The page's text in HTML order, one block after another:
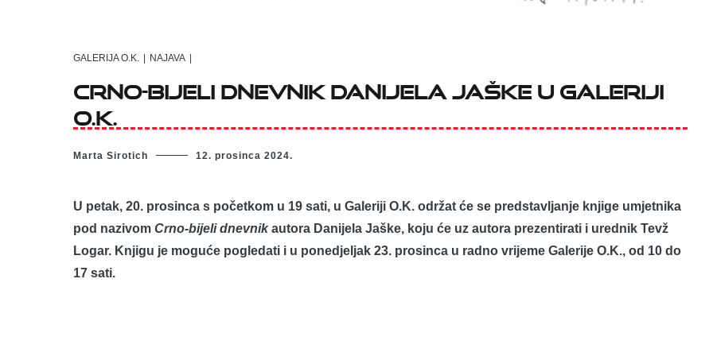
GALERIJA O.K. NAJAVA
Crno-bijeli dnevnik Danijela Jaške u Galeriji
O.K.
Marta Sirotich 12. prosinca 2024.
U petak, 20. prosinca s početkom u 19 sati, u Galeriji O.K. održat će se predstavljanje knjige umjetnika
pod nazivom Crno-bijeli dnevnikautora Danijela Jaške, koju će uz autora prezentirati i urednik Tevž
Logar. Knjigu je moguće pogledati i u ponedjeljak 23. prosinca u radno vrijeme Galerije O.K., od 10 do
17 sati.